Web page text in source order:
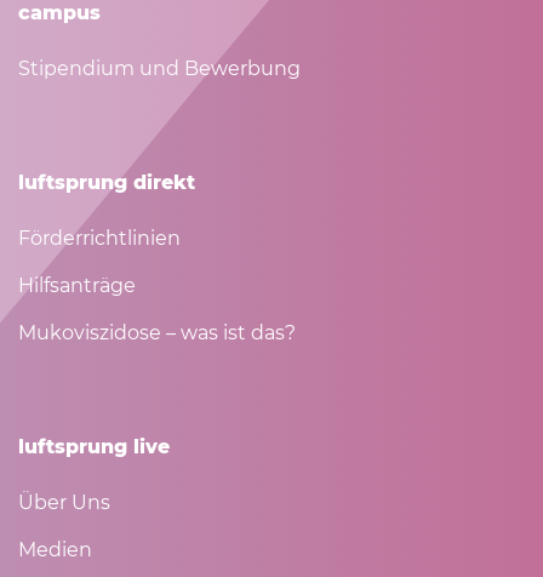
campus
Stipendium und Bewerbung
luftsprung direkt
Förderrichtlinien
Hilfsanträge
Mukoviszidose – was ist das?
luftsprung live
Über Uns
Medien